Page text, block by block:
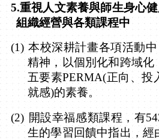
5.重視人文素養與師生身心
組織經營與各類課程中
(1) 本校深耕計畫各項活動
精神，以個別化和跨域化
五要素PERMA(正向、投
就感)的素養。
(2) 開設幸福感類課程，有
生的學習回饋中指出，經